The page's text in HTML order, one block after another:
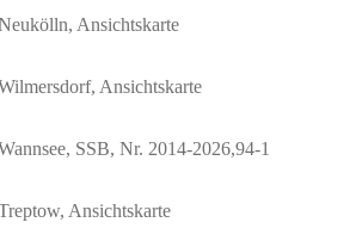
Ansichtskarte
Ansichtskarte
SSB, Nr. 2014-2026,94-1
Ansichtskarte